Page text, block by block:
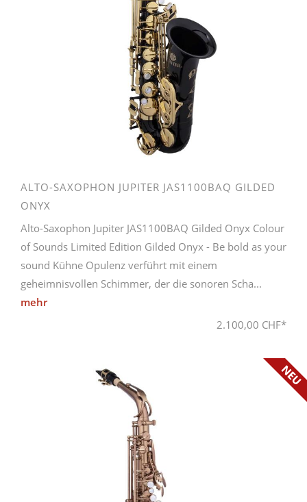
ALTO-SAXOPHON JUPITER JAS1100BAQ GILDED
ONYX
Alto-Saxophon Jupiter JAS1100BAQ Gilded Onyx Colour
of Sounds Limited Edition Gilded Onyx - Be bold as your
sound Kühne Opulenz verführt mit einem
geheimnisvollen Schimmer, der die sonoren Scha...
mehr
2.100,00 CHF*